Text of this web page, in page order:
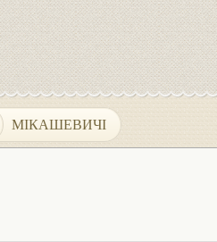
МІКАШЕВИЧІ